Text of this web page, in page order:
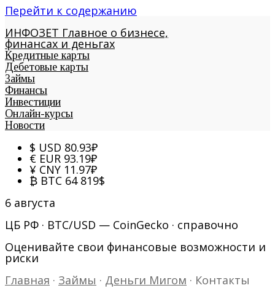
Перейти к содержанию
ИНФОЗЕТ Главное о бизнесе,
финансах и деньгах
Кредитные карты
Дебетовые карты
Займы
Финансы
Инвестиции
Онлайн-курсы
Новости
$ USD 80.93₽
€ EUR 93.19₽
¥ CNY 11.97₽
₿ BTC 64 819$
6 августа
ЦБ РФ · BTC/USD — CoinGecko · справочно
Оценивайте свои финансовые возможности и
риски
Главная · Займы · Деньги Мигом · Контакты